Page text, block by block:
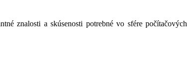
znalosti a skúsenosti potrebné vo sfére počítačových